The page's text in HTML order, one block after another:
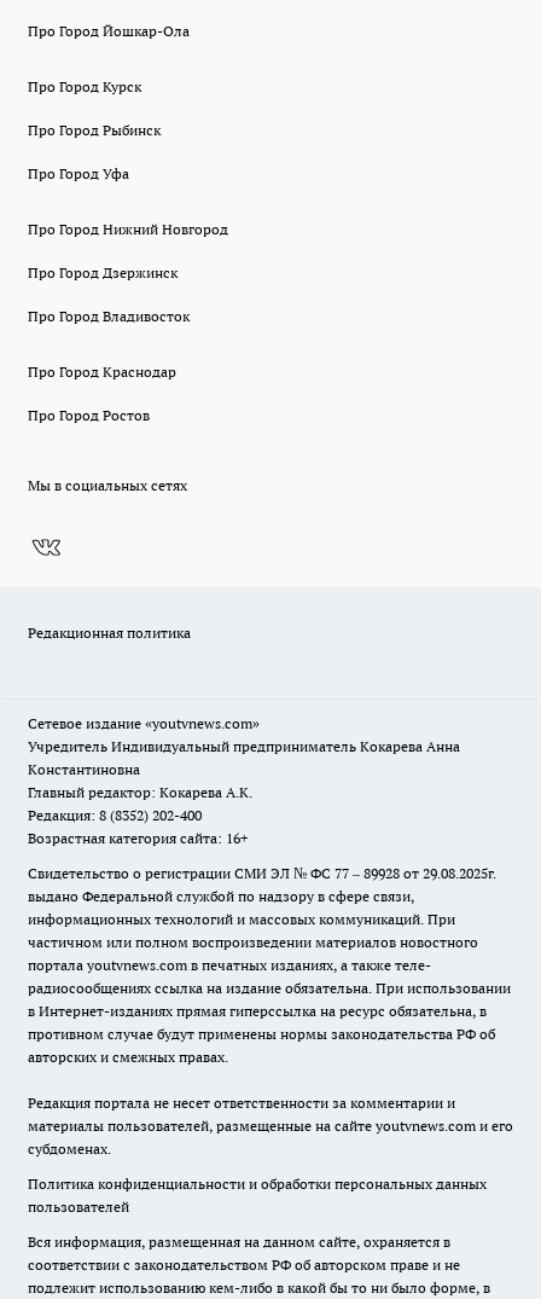
Про Город Йошкар-Ола
Про Город Курск
Про Город Рыбинск
Про Город Уфа
Про Город Нижний Новгород
Про Город Дзержинск
Про Город Владивосток
Про Город Краснодар
Про Город Ростов
Мы в социальных сетях
Редакционная политика
Сетевое издание «youtvnews.com»
Учредитель Индивидуальный предприниматель Кокарева Анна
Константиновна
Главный редактор: Кокарева А.К.
Редакция: 8 (8352) 202-400
Возрастная категория сайта: 16+
Свидетельство о регистрации СМИ ЭЛ № ФС 77 – 89928 от 29.08.2025г.
выдано Федеральной службой по надзору в сфере связи,
информационных технологий и массовых коммуникаций. При
частичном или полном воспроизведении материалов новостного
портала youtvnews.com в печатных изданиях, а также теле-
радиосообщениях ссылка на издание обязательна. При использовании
в Интернет-изданиях прямая гиперссылка на ресурс обязательна, в
противном случае будут применены нормы законодательства РФ об
авторских и смежных правах.
Редакция портала не несет ответственности за комментарии и
материалы пользователей, размещенные на сайте youtvnews.com и его
субдоменах.
Политика конфиденциальности и обработки персональных данных
пользователей
Вся информация, размещенная на данном сайте, охраняется в
соответствии с законодательством РФ об авторском праве и не
подлежит использованию кем-либо в какой бы то ни было форме, в